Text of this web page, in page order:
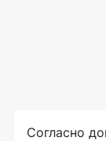
Согласно